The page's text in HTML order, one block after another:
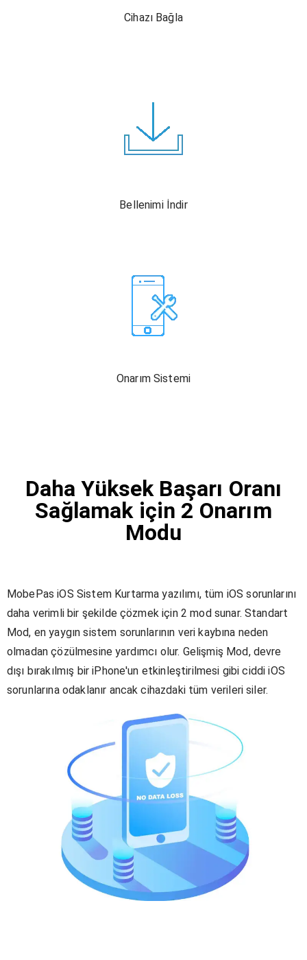
Cihazı Bağla
Bellenimi İndir
Onarım Sistemi
Daha Yüksek Başarı Oranı
Sağlamak için 2 Onarım
Modu
MobePas iOS Sistem Kurtarma yazılımı, tüm iOS sorunlarını
daha verimli bir şekilde çözmek için 2 mod sunar. Standart
Mod, en yaygın sistem sorunlarının veri kaybına neden
olmadan çözülmesine yardımcı olur. Gelişmiş Mod, devre
dışı bırakılmış bir iPhone'un etkinleştirilmesi gibi ciddi iOS
sorunlarına odaklanır ancak cihazdaki tüm verileri siler.